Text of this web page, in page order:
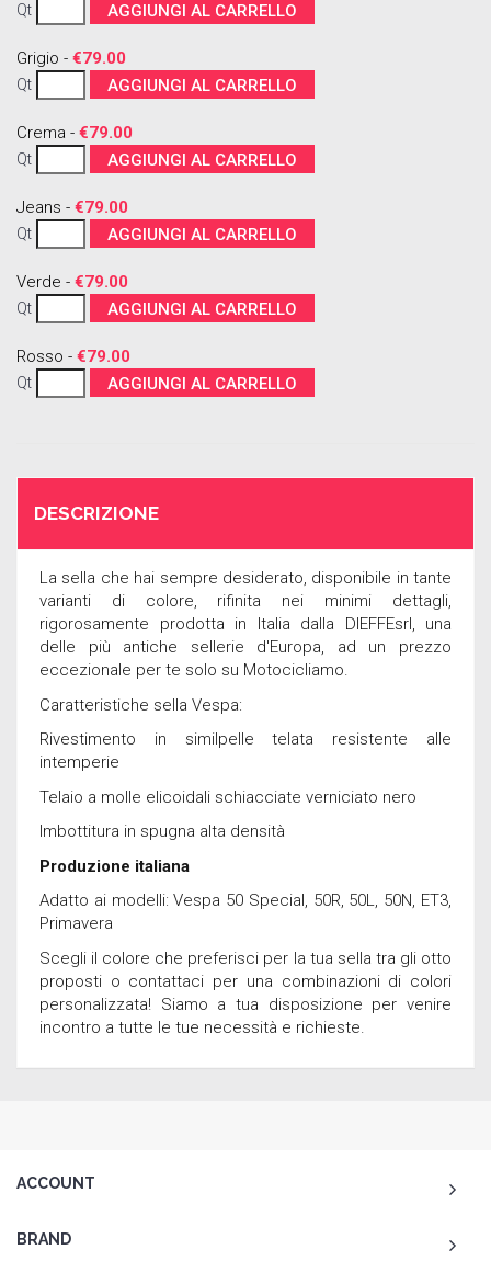
Qt AGGIUNGI AL CARRELLO
Grigio - €79.00
Qt AGGIUNGI AL CARRELLO
Crema - €79.00
Qt AGGIUNGI AL CARRELLO
Jeans - €79.00
Qt AGGIUNGI AL CARRELLO
Verde - €79.00
Qt AGGIUNGI AL CARRELLO
Rosso - €79.00
Qt AGGIUNGI AL CARRELLO
DESCRIZIONE
La sella che hai sempre desiderato, disponibile in tante
varianti di colore, rifinita nei minimi dettagli,
rigorosamente prodotta in Italia dalla DIEFFEsrl, una
delle più antiche sellerie d'Europa, ad un prezzo
eccezionale per te solo su Motocicliamo.
Caratteristiche sella Vespa:
Rivestimento in similpelle telata resistente alle
intemperie
Telaio a molle elicoidali schiacciate verniciato nero
Imbottitura in spugna alta densità
Produzione italiana
Adatto ai modelli: Vespa 50 Special, 50R, 50L, 50N, ET3,
Primavera
Scegli il colore che preferisci per la tua sella tra gli otto
proposti o contattaci per una combinazioni di colori
personalizzata! Siamo a tua disposizione per venire
incontro a tutte le tue necessità e richieste.
ACCOUNT
BRAND